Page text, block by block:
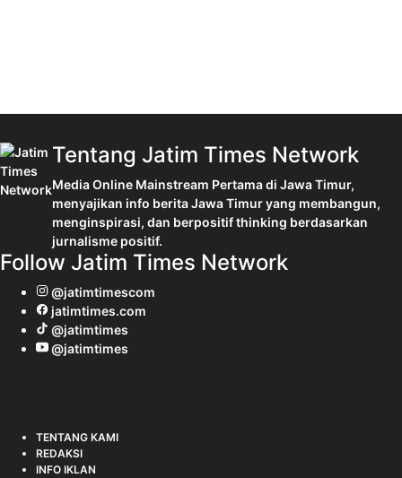
Tentang Jatim Times Network
Media Online Mainstream Pertama di Jawa Timur,
menyajikan info berita Jawa Timur yang membangun,
menginspirasi, dan berpositif thinking berdasarkan
jurnalisme positif.
Follow Jatim Times Network
@jatimtimescom
jatimtimes.com
@jatimtimes
@jatimtimes
TENTANG KAMI
REDAKSI
INFO IKLAN